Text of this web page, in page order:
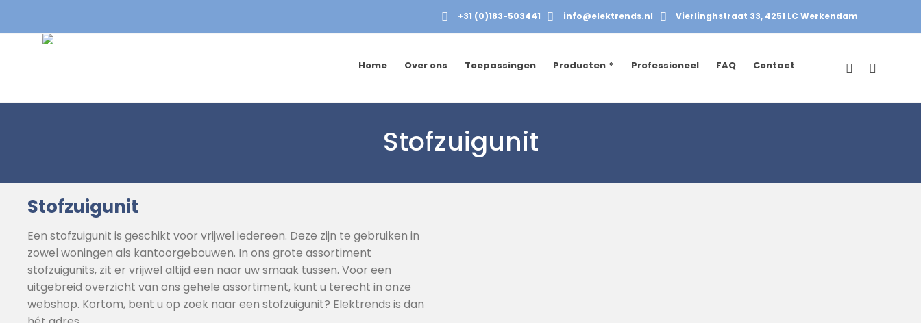
+31 (0)183-503441 info@elektrends.nl Vierlinghstraat 33, 4251 LC Werkendam
Home Over ons Toepassingen Producten Professioneel FAQ Contact
Stofzuigunit
Stofzuigunit
Een stofzuigunit is geschikt voor vrijwel iedereen. Deze zijn te gebruiken in
zowel woningen als kantoorgebouwen. In ons grote assortiment
stofzuigunits, zit er vrijwel altijd een naar uw smaak tussen. Voor een
uitgebreid overzicht van ons gehele assortiment, kunt u terecht in onze
webshop. Kortom, bent u op zoek naar een stofzuigunit? Elektrends is dan